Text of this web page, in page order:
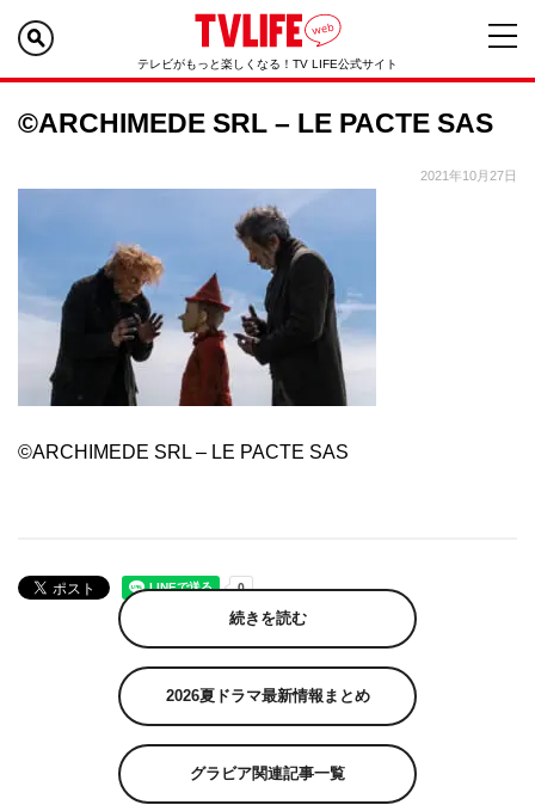
テレビがもっと楽しくなる！TV LIFE公式サイト
©ARCHIMEDE SRL – LE PACTE SAS
2021年10月27日
©ARCHIMEDE SRL – LE PACTE SAS
続きを読む
2026夏ドラマ最新情報まとめ
グラビア関連記事一覧